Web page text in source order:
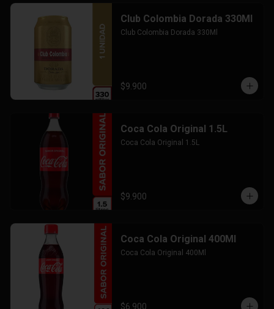
Club Colombia Dorada 330Ml
Club Colombia Dorada 330Ml
$9.900
Coca Cola Original 1.5L
Coca Cola Original 1.5L
$9.900
Coca Cola Original 400Ml
Coca Cola Original 400Ml
$6.900